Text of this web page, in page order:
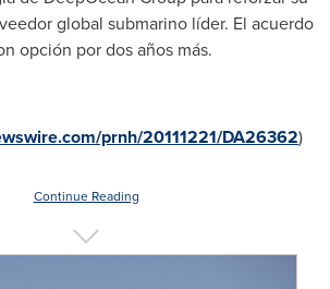
global submarino líder. El acuerdo
opción por dos años más.
prnh/20111221/DA26362)
Continue Reading